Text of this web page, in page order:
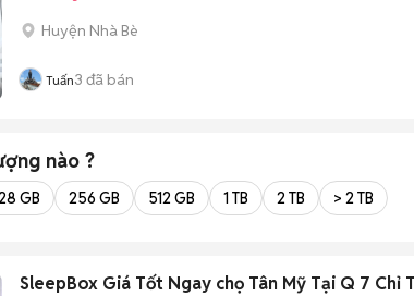
Huyện Nhà Bè
Tuấn3 đã bán
nào ?
GB 256 GB 512 GB 1 TB 2 TB > 2 TB
SleepBox Giá Tốt Ngay chọ Tân Mỹ Tại Q 7 Chỉ